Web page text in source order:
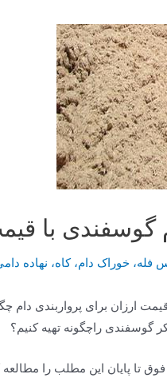
با
فله، خوراک دام،کاه، نهاده
ارزان برای پرواربندی دام
گوسفندی راچگونه تهیه کنیم؟
تا پایان این مطلب را مطالعه